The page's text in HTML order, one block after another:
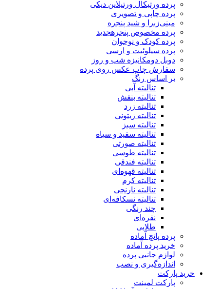
پرده ورتیکال ورتیلاین دیکی
پرده چاپی و تصویری
مینی‌زبرا و شید پنجره
پرده مخصوص پنجرهجدید
پرده کودک و نوجوان
پرده سیلوئیت و ارسی
دوبل دومکانیزه شب و روز
سفارش چاپ عکس روی پرده
بر اساس رنگ
تنالیته آبی
تنالیته بنفش
تنالیته زرد
تنالیته زیتونی
تنالیته سبز
تنالیته سفید و سیاه
تنالیته صورتی
تنالیته طوسی
تنالیته فندقی
تنالیته قهوه‌ای
تنالیته کرم
تنالیته نارنجی
تنالیته نسکافه‌ای
چند رنگی
نقره‌ای
طلایی
پرده پانچ آماده
خرید پرده آماده
لوازم جانبی پرده
اندازه‌گیری و نصب
خرید پارکت
پارکت لمینت